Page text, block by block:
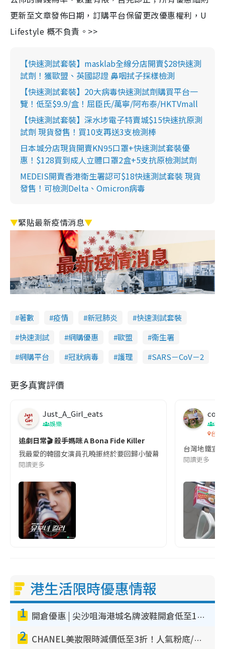
更新至文章發佈日期，訂購平台保留更改優惠權利，U
Lifestyle 概不負責。>>
【快速測試套裝】masklab全線分店開賣$28快速測
試劑！獲歐盟、英國認證 鼻咽拭子採樣檢測
【快速測試套裝】20大病毒快速測試劑購買平台一
覽！低至$9.9/盒！屈臣氏/萬寧/阿布泰/HKTVmall
【快速測試套裝】深水埗電子特賣城$15快速抗原測
試劑 現貨發售！買10支再送3支檢測棒
日本城分店現貨開賣KN95口罩+快速測試套裝優
惠！$128買到成人立體口罩2盒+5支抗原檢測試劑
MEDEIS開賣香港衛生署認可$18快速測試套裝 現貨
發售！可檢測Delta、Omicron病毒
▼緊貼最新疫情消息▼
著數 疫情 新冠肺炎
快速測試套裝
快速測試
網購優惠 歐盟
衞生署
網購平台
冠狀病毒 護理 SARS－CoV－2
更多真實評價
Just_A_Girl_eats
娛樂
追劇日常🎬 殺手媽咪 A Bona Fide Killer
我最愛的韓國女演員孔曉振終於要回歸小螢幕啦!這次的劇本改編
閱讀更多
co
吹
台灣
台灣地鐵宣
閱讀更多
港生活限時優惠情報
1 開倉優惠 | 尖沙咀海港城名牌波鞋開倉低至1折！On鞋$899起／Joy&Peace鞋履$98起
2 CHANEL美妝限時減價低至3折！人氣粉底/唇膏/精華液低至$275！COCO香水都有平